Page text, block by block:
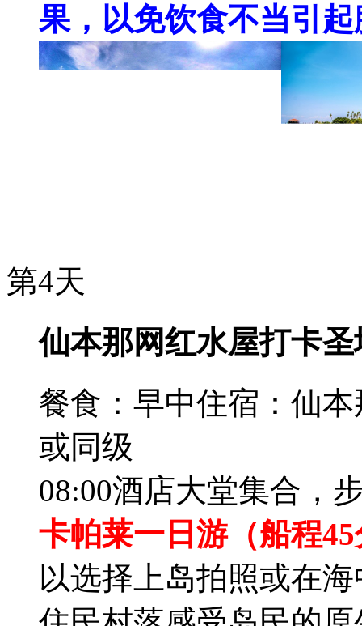
果，以免饮食不当引
第4天
仙本那网红水屋打卡
餐食：早中住宿：仙
或同级
08:00酒店大堂集合，
卡帕莱一日游（船程
以选择上岛拍照或在